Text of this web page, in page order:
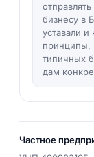
бизнесу в
уставали
принципы,
типичных
дам
Частное